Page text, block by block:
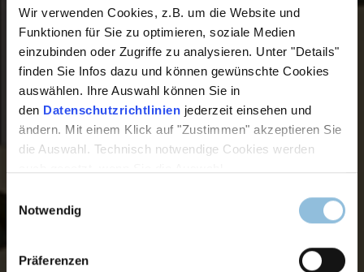
Wir verwenden Cookies, z.B. um die Website und
Funktionen für Sie zu optimieren, soziale Medien
einzubinden oder Zugriffe zu analysieren. Unter "Details"
finden Sie Infos dazu und können gewünschte Cookies
auswählen. Ihre Auswahl können Sie in
den Datenschutzrichtlinien jederzeit einsehen und
ändern. Mit einem Klick auf "Zustimmen" akzeptieren Sie
die Auswahl. Technisch notwendige Cookies werden
Einwilligungsauswahl
Notwendig
Präferenzen